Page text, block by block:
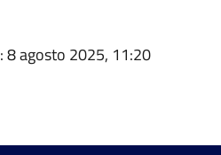
: 8 agosto 2025, 11:20